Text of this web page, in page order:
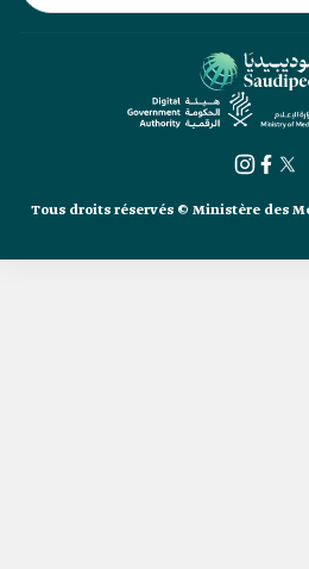
Tous droits réservés © Ministère des